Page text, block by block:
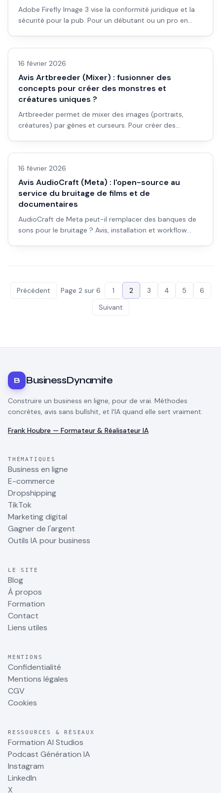
Adobe Firefly Image 3 vise la conformité juridique et la
sécurité pour la pub. Pour un débutant ou un pro en
Avis outils/services
16 février 2026
Avis Artbreeder (Mixer) : fusionner des
concepts pour créer des monstres et
créatures uniques ?
Artbreeder permet de mixer des images (portraits,
créatures) par gènes et curseurs. Pour créer des
Avis outils/services
16 février 2026
Avis AudioCraft (Meta) : l'open-source au
service du bruitage de films et de
documentaires
AudioCraft de Meta peut-il remplacer des banques de
sons pour le bruitage ? Avis, installation et workflow
Précédent Page 2sur 6 1 2 3 4 5
6
Suivant
B BusinessDynamite
Construire un business en ligne, pour de vrai. Méthodes
concrètes, avis sans bullshit, et l'IA quand elle sert vraiment.
Frank Houbre — Formateur & Réalisateur IA
THÉMATIQUES
Business en ligne
E-commerce
Dropshipping
TikTok
Marketing digital
Gagner de l'argent
Outils IA pour business
LE SITE
Blog
À propos
Formation
Contact
Liens utiles
MENTIONS
Confidentialité
Mentions légales
CGV
Cookies
RESSOURCES & RÉSEAUX
Formation AI Studios
Podcast Génération IA
Instagram
LinkedIn
X